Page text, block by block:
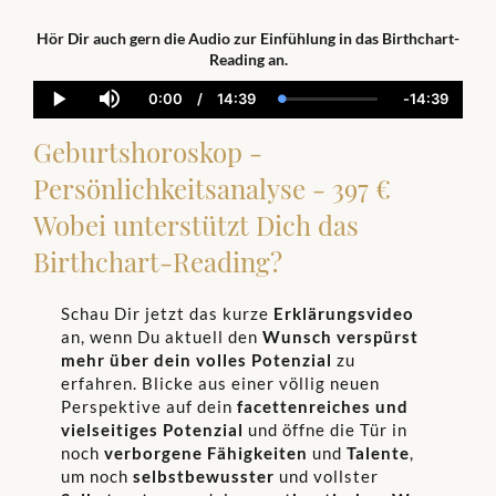
Hör Dir auch gern die Audio zur Einfühlung in das Birthchart-
Reading an.
Play Mute
Current
Time
0:00 / Duration
14:39 Loaded:
0.00%
Remaining
Time
-14:39
Geburtshoroskop -
Persönlichkeitsanalyse - 397 €
Wobei unterstützt Dich das
Birthchart-Reading?
Schau Dir jetzt das kurze Erklärungsvideo
an, wenn Du aktuell den Wunsch verspürst
mehr über dein volles Potenzial zu
erfahren. Blicke aus einer völlig neuen
Perspektive auf dein facettenreiches und
vielseitiges Potenzial und öffne die Tür in
noch verborgene Fähigkeiten und Talente,
um noch selbstbewusster und vollster